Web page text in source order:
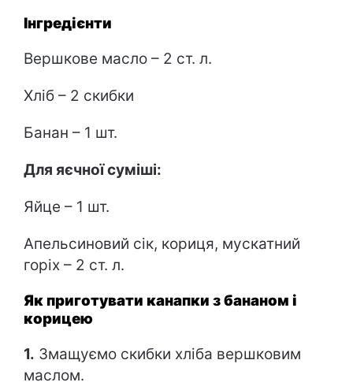
Інгредієнти
Вершкове масло – 2 ст. л.
Хліб – 2 скибки
Банан – 1 шт.
Для яєчноїсуміші:
Яйце – 1 шт.
Апельсиновий сік, кориця, мускатний
горіх – 2 ст. л.
Як приготувати канапки з бананом і
корицею
1. Змащуємо скибки хліба вершковим
маслом.